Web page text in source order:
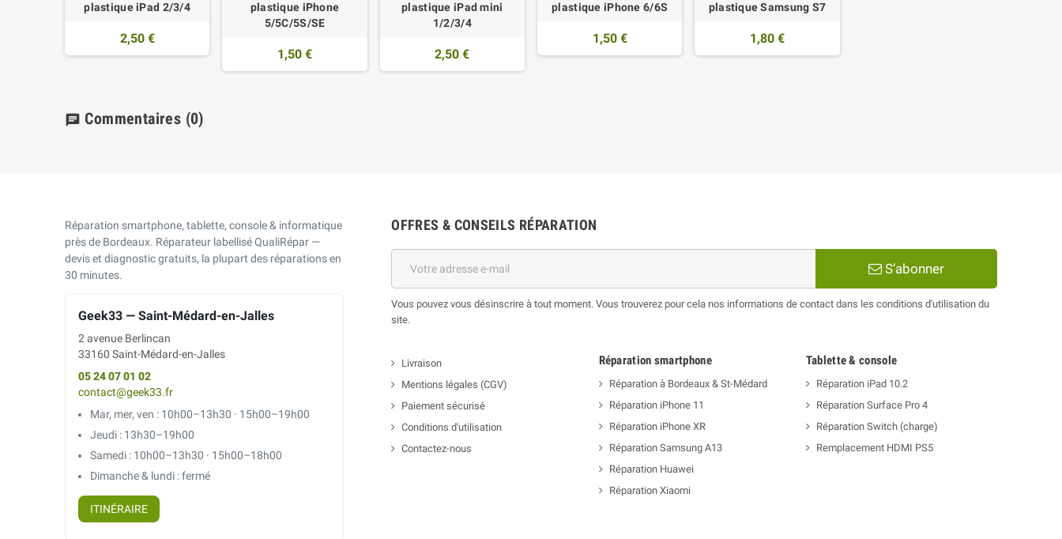
plastique iPad 2/3/4
2,50 €
plastique iPhone
5/5C/5S/SE
1,50 €
plastique iPad mini
1/2/3/4
2,50 €
plastique iPhone 6/6S
1,50 €
plastique Samsung S7
1,80 €
chat Commentaires (0)
Réparation smartphone, tablette, console & informatique
près de Bordeaux. Réparateur labellisé QualiRépar —
devis et diagnostic gratuits, la plupart des réparations en
30 minutes.
Geek33 — Saint-Médard-en-Jalles
2 avenue Berlincan
33160 Saint-Médard-en-Jalles
05 24 07 01 02
contact@geek33.fr
Mar, mer, ven : 10h00–13h30 · 15h00–19h00
Jeudi : 13h30–19h00
Samedi : 10h00–13h30 · 15h00–18h00
Dimanche & lundi : fermé
ITINÉRAIRE
OFFRES & CONSEILS RÉPARATION
S’abonner
Vous pouvez vous désinscrire à tout moment. Vous trouverez pour cela nos informations de contact dans les conditions d'utilisation du
site.
Livraison
Mentions légales (CGV)
Paiement sécurisé
Conditions d'utilisation
Contactez-nous
Réparation smartphone
Réparation à Bordeaux & St-Médard
Réparation iPhone 11
Réparation iPhone XR
Réparation Samsung A13
Réparation Huawei
Réparation Xiaomi
Tablette & console
Réparation iPad 10.2
Réparation Surface Pro 4
Réparation Switch (charge)
Remplacement HDMI PS5